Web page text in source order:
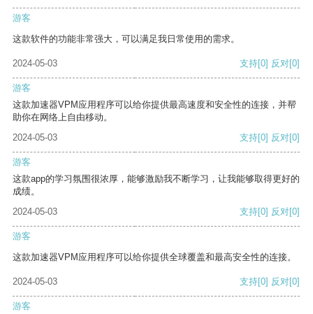
游客
这款软件的功能非常强大，可以满足我日常使用的需求。
2024-05-03 支持[0] 反对[0]
游客
这款加速器VPM应用程序可以给你提供最高速度和安全性的连接，并帮
助你在网络上自由移动。
2024-05-03
支持[0] 反对[0]
游客
这款app的学习氛围很浓厚，能够激励我不断学习，让我能够取得更好的
成绩。
2024-05-03
支持[0] 反对[0]
游客
这款加速器VPM应用程序可以给你提供全球覆盖和最高安全性的连接。
2024-05-03 支持[0] 反对[0]
游客